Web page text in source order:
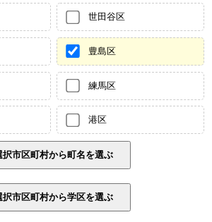
世田谷区
豊島区
練馬区
港区